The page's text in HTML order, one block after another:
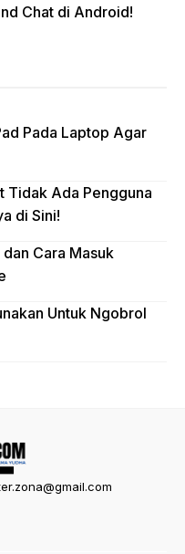
Chat di Android!
Pada Laptop Agar
Tidak Ada Pengguna
di Sini!
Cara Masuk
Untuk Ngobrol